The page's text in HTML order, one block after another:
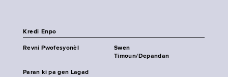
Kredi Enpo
Revni Pwofesyonèl
Swen
Timoun/Depandan
Paran ki pa gen Lagad